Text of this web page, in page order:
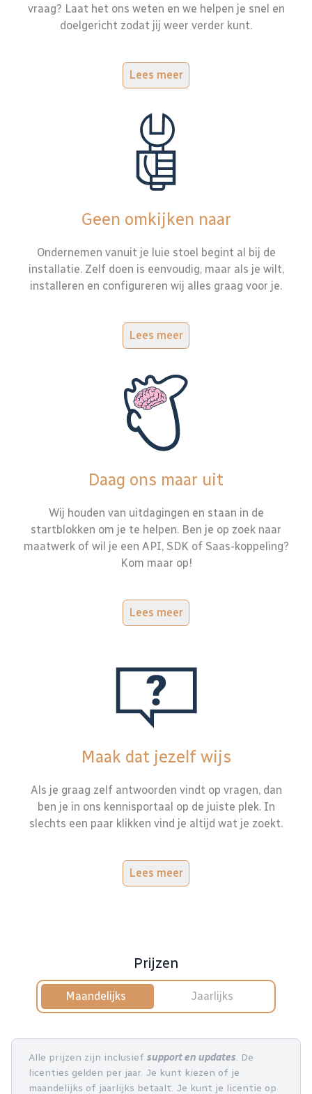
vraag? Laat het ons weten en we helpen je snel en
doelgericht zodat jij weer verder kunt.
Lees meer
Geen omkijken naar
Ondernemen vanuit je luie stoel begint al bij de
installatie. Zelf doen is eenvoudig, maar als je wilt,
installeren en configureren wij alles graag voor je.
Lees meer
Daag ons maar uit
Wij houden van uitdagingen en staan in de
startblokken om je te helpen. Ben je op zoek naar
maatwerk of wil je een API, SDK of Saas-koppeling?
Kom maar op!
Lees meer
Maak dat jezelf wijs
Als je graag zelf antwoorden vindt op vragen, dan
ben je in ons kennisportaal op de juiste plek. In
slechts een paar klikken vind je altijd wat je zoekt.
Lees meer
Prijzen
Maandelijks Jaarlijks
Alle prijzen zijn inclusief support en updates. De
licenties gelden per jaar. Je kunt kiezen of je
maandelijks of jaarlijks betaalt. Je kunt je licentie op